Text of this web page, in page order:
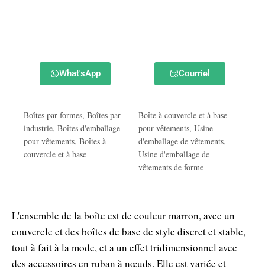
What'sApp Courriel
Boîtes par formes, Boîtes par
industrie, Boîtes d'emballage
pour vêtements, Boîtes à
couvercle et à base
Boîte à couvercle et à base
pour vêtements, Usine
d'emballage de vêtements,
Usine d'emballage de
vêtements de forme
L'ensemble de la boîte est de couleur marron, avec un
couvercle et des boîtes de base de style discret et stable,
tout à fait à la mode, et a un effet tridimensionnel avec
des accessoires en ruban à nœuds. Elle est variée et